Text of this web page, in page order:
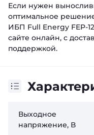
Если нужен
оптимальное
ИБП Full Energy FEP-
сайте онлайн, с
поддержкой.
Выходное
напряжение, В